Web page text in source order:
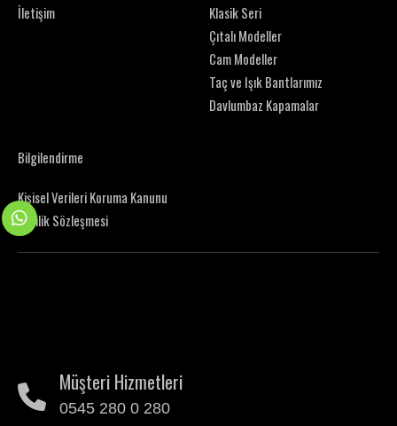
İletişim
Klasik Seri
Çıtalı Modeller
Cam Modeller
Taç ve Işık Bantlarımız
Davlumbaz Kapamalar
Bilgilendirme
Kişisel Verileri Koruma Kanunu
Gizlilik Sözleşmesi
Müşteri Hizmetleri
0545 280 0 280